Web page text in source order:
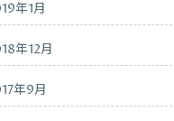
年1月
年12月
年9月